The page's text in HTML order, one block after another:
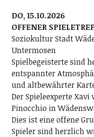
DO, 15.10.2026
OFFENER
Soziokultur Stadt
Untermosen
Spielbegeisterte sind
entspannter
und altbewährter
Der Spieleexperte
Pinocchio in
Dies ist eine offene
Spieler sind herzlich